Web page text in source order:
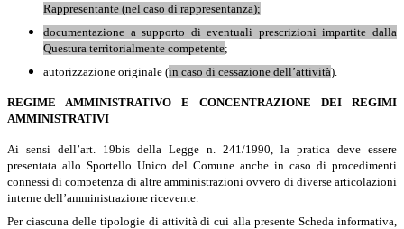
Rappresentante (nel caso di rappresentanza);
documentazione a supporto di eventuali prescrizioni impartite dalla
Questura territorialmente competente;
autorizzazione originale (in caso di cessazione dell’attività).
REGIME AMMINISTRATIVO E CONCENTRAZIONE DEI REGIMI
AMMINISTRATIVI
Ai sensi dell’art. 19bis della Legge n. 241/1990, la pratica deve essere
presentata allo Sportello Unico del Comune anche in caso di procedimenti
connessi di competenza di altre amministrazioni ovvero di diverse articolazioni
interne dell’amministrazione ricevente.
Per ciascuna delle tipologie di attività di cui alla presente Scheda informativa,